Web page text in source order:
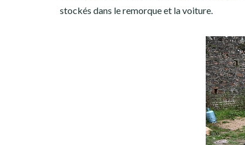
stockés dans le remorque et la voiture.